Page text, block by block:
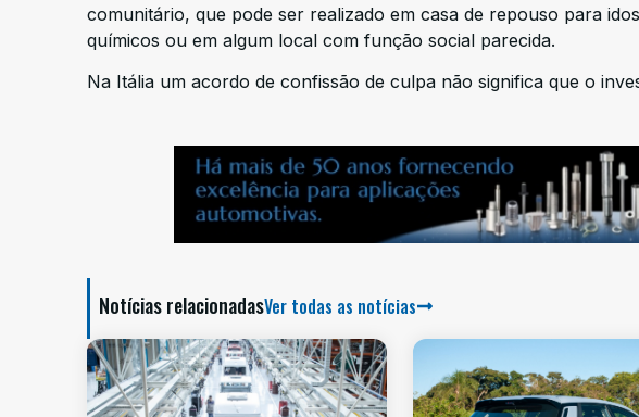
comunitário, que pode ser realizado em casa de repouso para
químicos ou em algum local com função social parecida.
Na Itália um acordo de confissão de culpa não significa que o
Notícias relacionadasVer todas as notícias